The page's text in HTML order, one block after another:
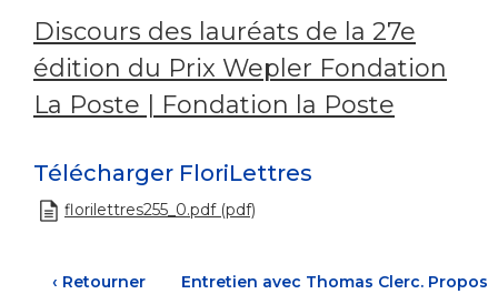
Discours des lauréats de la 27e
édition du Prix Wepler Fondation
La Poste | Fondation la Poste
Télécharger FloriLettres
florilettres255_0.pdf (pdf)
‹ Retourner
Entretien avec Thomas Clerc. Propos